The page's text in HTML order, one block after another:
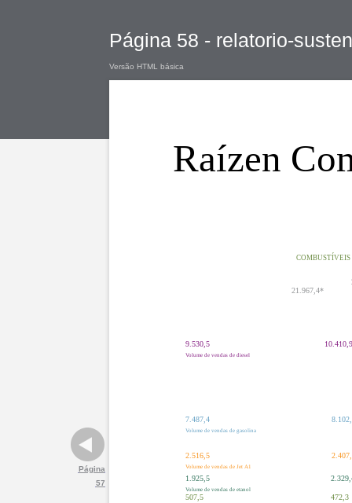
Página 58 - relatorio-
Versão HTML básica
Página
57
Raízen
COMBUSTÍVEIS
21.967,4*
472,3
9.530,5
7.487,4
2.516,5
507,5
1.925,5
Volume de vendas de diesel
Volume de vendas de gasolina
Volume de vendas de Jet A1
Volume de vendas de etanol